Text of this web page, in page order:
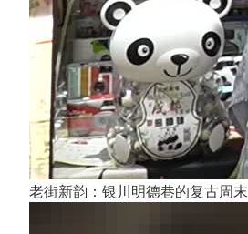
老街新韵：银川明德巷的复古周末